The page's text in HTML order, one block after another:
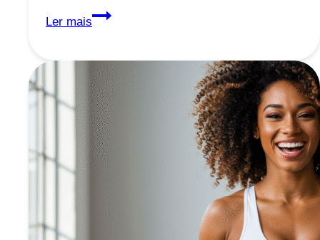
Ler mais
Calor
Riscos
para
a
Saúde
e
Como
Amenizar
Efeitos